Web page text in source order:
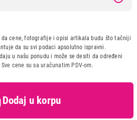
PEGLA
ERG d.o.o.
Kina
kupaca po osnovu zakona o
da cene, fotografije i opisi artikala budu što tačniji
da su svi podaci apsolutno ispravni.
u našu ponudu i može se desiti da određeni
cene su sa uračunatim PDV-om.
Dodaj u korpu
u korpu.
0,00